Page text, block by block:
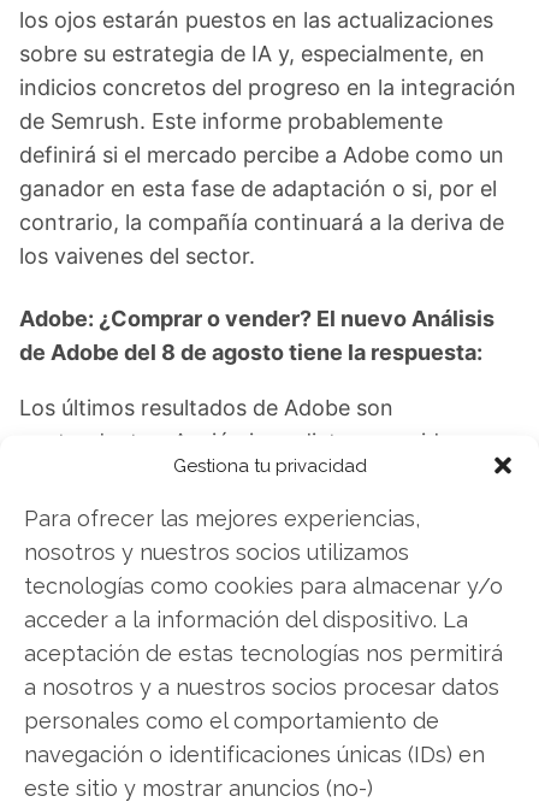
Gestiona tu privacidad
Para ofrecer las mejores experiencias,
nosotros y nuestros socios utilizamos
tecnologías como cookies para almacenar y/o
acceder a la información del dispositivo. La
aceptación de estas tecnologías nos permitirá
a nosotros y a nuestros socios procesar datos
personales como el comportamiento de
navegación o identificaciones únicas (IDs) en
este sitio y mostrar anuncios (no-)
los ojos estarán puestos en las actualizaciones
sobre su estrategia de IA y, especialmente, en
indicios concretos del progreso en la integración
de Semrush. Este informe probablemente
definirá si el mercado percibe a Adobe como un
ganador en esta fase de adaptación o si, por el
contrario, la compañía continuará a la deriva de
los vaivenes del sector.
Adobe: ¿Comprar o vender? El nuevo Análisis
de Adobe del 8 de agosto tiene la respuesta:
Los últimos resultados de Adobe son
contundentes: Acción inmediata requerida para
los inversores de Adobe. ¿Merece la pena
invertir o es momento de vender? En el Análisis
gratuito actual del 8 de agosto descubrirá
exactamente qué hacer.
Adobe: ¿Comprar o vender?¡Lee más aquí!